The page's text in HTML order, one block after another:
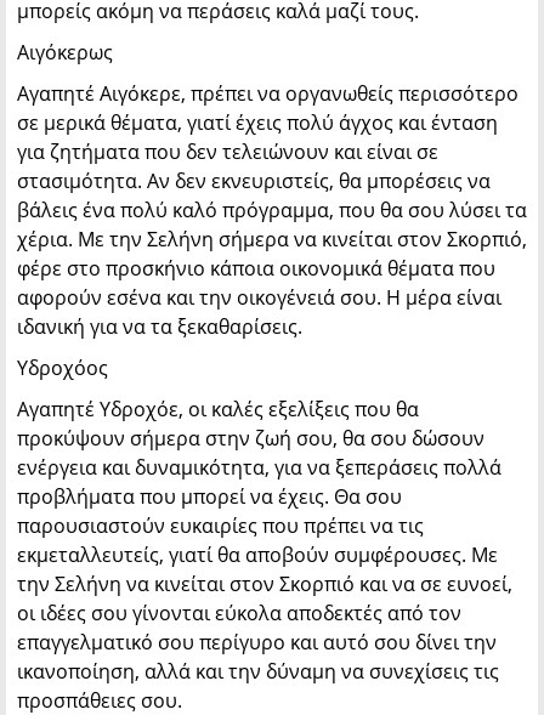
μπορείς ακόμη να περάσεις καλά μαζί τους.
Αιγόκερως
Αγαπητέ Αιγόκερε, πρέπει να οργανωθείς περισσότερο
σε μερικά θέματα, γιατί έχεις πολύ άγχος και ένταση
για ζητήματα που δεν τελειώνουν και είναι σε
στασιμότητα. Αν δεν εκνευριστείς, θα μπορέσεις να
βάλεις ένα πολύ καλό πρόγραμμα, που θα σου λύσει τα
χέρια. Με την Σελήνη σήμερα να κινείται στον Σκορπιό,
φέρε στο προσκήνιο κάποια οικονομικά θέματα που
αφορούν εσένα και την οικογένειά σου. Η μέρα είναι
ιδανική για να τα ξεκαθαρίσεις.
Υδροχόος
Αγαπητέ Υδροχόε, οι καλές εξελίξεις που θα
προκύψουν σήμερα στην ζωή σου, θα σου δώσουν
ενέργεια και δυναμικότητα, για να ξεπεράσεις πολλά
προβλήματα που μπορεί να έχεις. Θα σου
παρουσιαστούν ευκαιρίες που πρέπει να τις
εκμεταλλευτείς, γιατί θα αποβούν συμφέρουσες. Με
την Σελήνη να κινείται στον Σκορπιό και να σε ευνοεί,
οι ιδέες σου γίνονται εύκολα αποδεκτές από τον
επαγγελματικό σου περίγυρο και αυτό σου δίνει την
ικανοποίηση, αλλά και την δύναμη να συνεχίσεις τις
προσπάθειες σου.